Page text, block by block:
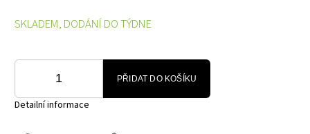
SKLADEM, DODÁNÍ DO TÝDNE
PŘIDAT DO KOŠÍKU
Detailní informace